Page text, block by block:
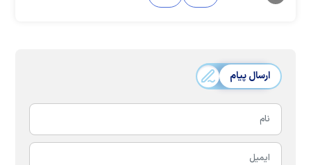
ارسال پیام